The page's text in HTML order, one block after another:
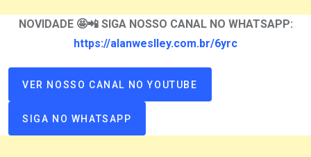
NOVIDADE 🤩📲 SIGA NOSSO CANAL NO WHATSAPP:
https://alanweslley.com.br/6yrc
VER NOSSO CANAL NO YOUTUBE
SIGA NO WHATSAPP